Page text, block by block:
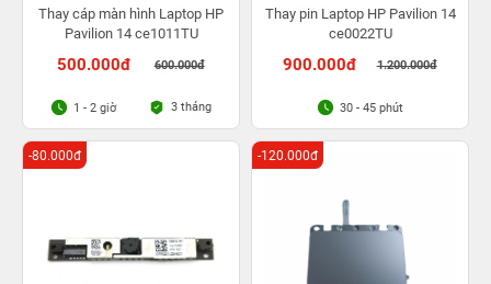
Thay cáp màn hình Laptop HP
Pavilion 14 ce1011TU
500.000đ 600.000đ
1 - 2 giờ 3 tháng
Thay pin Laptop HP Pavilion 14
ce0022TU
900.000đ 1.200.000đ
30 - 45 phút
-80.000đ -120.000đ